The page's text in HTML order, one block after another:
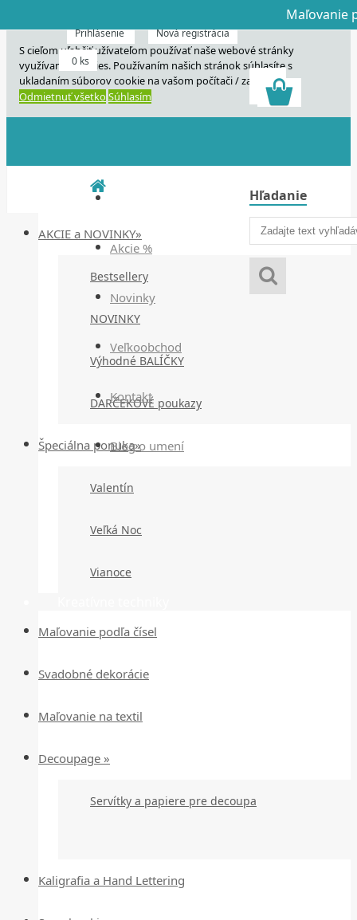
S cieľom uľahčiť užívateľom používať naše webové stránky
využívame cookies. Používaním našich stránok súhlasíte s
ukladaním súborov cookie na vašom počítači / zariadení.
Odmietnuť všetko Súhlasím
Akcie %
Novinky
Veľkoobchod
Kontakt
Blog o umení
Hľadanie
Prihlásenie Nová registrácia
0 ks
AKCIE a NOVINKY»
Bestsellery
NOVINKY
Výhodné BALÍČKY
DARČEKOVÉ poukazy
Špeciálna ponuka»
Valentín
Veľká Noc
Vianoce
Maľovanie podľa čísel
Svadobné dekorácie
Maľovanie na textil
Decoupage »
Servítky a papiere pre decoupa
Kaligrafia a Hand Lettering
Dnes
Dnes veľký
Maľovanie